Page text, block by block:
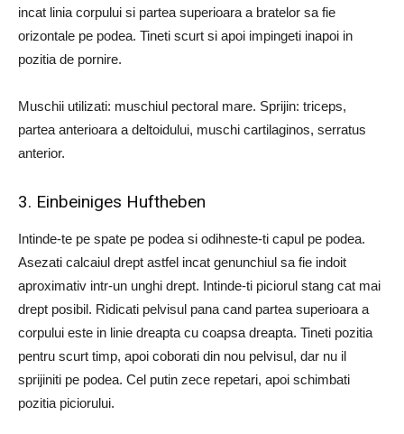
incat linia corpului si partea superioara a bratelor sa fie
orizontale pe podea. Tineti scurt si apoi impingeti inapoi in
pozitia de pornire.
Muschii utilizati: muschiul pectoral mare. Sprijin: triceps,
partea anterioara a deltoidului, muschi cartilaginos, serratus
anterior.
3. Einbeiniges Huftheben
Intinde-te pe spate pe podea si odihneste-ti capul pe podea.
Asezati calcaiul drept astfel incat genunchiul sa fie indoit
aproximativ intr-un unghi drept. Intinde-ti piciorul stang cat mai
drept posibil. Ridicati pelvisul pana cand partea superioara a
corpului este in linie dreapta cu coapsa dreapta. Tineti pozitia
pentru scurt timp, apoi coborati din nou pelvisul, dar nu il
sprijiniti pe podea. Cel putin zece repetari, apoi schimbati
pozitia piciorului.